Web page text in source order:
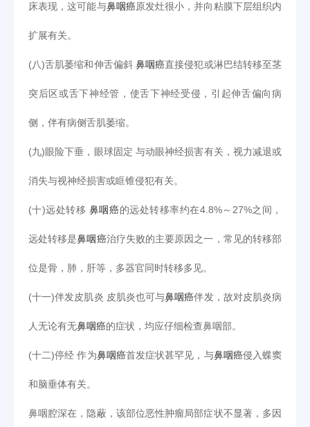
床表现，这可能与鼻咽癌原发灶很小，并向粘膜下层组织内
扩展有关。
(八)舌肌萎缩和伸舌偏斜 鼻咽癌直接侵犯或淋巴结转移至茎
突后区或舌下神经管，使舌下神经受侵，引起伸舌偏向病
侧，伴有病侧舌肌萎缩。
(九)眼险下垂，眼球固定 与动眼神经损害有关，视力减退或
消失与视神经损害或眶锥侵犯有关。
(十)远处转移 鼻咽癌的远处转移率约在4.8%～27%之间，
远处转移是鼻咽癌治疗失败的主要原因之一，常见的转移部
位是骨，肺，肝等，多器官同时转移多见。
(十一)伴发皮肌炎 皮肌炎也可与鼻咽癌伴发，故对皮肌炎病
人无论有无鼻咽癌的症状，均应仔细检查鼻咽部。
(十二)停经 作为鼻咽癌首发症状甚罕见，与鼻咽癌侵入蝶窦
和脑垂体有关。
鼻咽腔深在，隐蔽，该部位恶性肿瘤局部症状不显著，多因